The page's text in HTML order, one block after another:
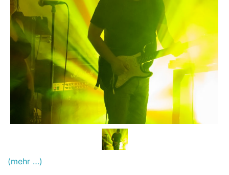
(mehr …)